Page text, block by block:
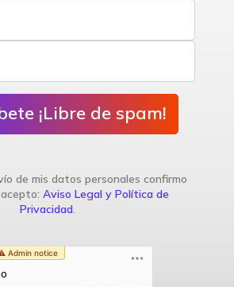
¡Libre de spam!
de mis datos personales confirmo
Aviso Legal y Política de
Privacidad.